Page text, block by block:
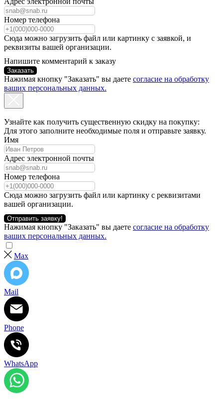
Номер телефона
Сюда можно загрузить файл или картинку с заявкой, и
реквизиты вашей организации.
Напишите комментарий к заказу
Заказать
Нажимая кнопку "Заказать" вы даете согласие на обработку
ваших персональных данных.
Узнайте как получить существенную скидку на покупку:
Для этого заполните необходимые поля и отправьте заявку.
Имя
Адрес электронной почты
Номер телефона
Сюда можно загрузить файл или картинку с реквизитами
вашей организации.
Отправить заявку!
Нажимая кнопку "Заказать" вы даете согласие на обработку
ваших персональных данных.
Max
Mail
Phone
WhatsApp